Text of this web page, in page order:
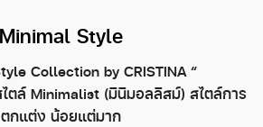
Minimal Style
Collection by CRISTINA “
ล์ Minimalist (มินิมอลลิสม์) สไตล์การ
ตกแต่ง น้อยแต่มาก